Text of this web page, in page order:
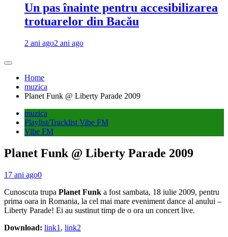
Un pas înainte pentru accesibilizarea
trotuarelor din Bacău
2 ani ago2 ani ago
Home
muzica
Planet Funk @ Liberty Parade 2009
muzica
Playlist/Tracklist Vibe FM
Vibe FM
Planet Funk @ Liberty Parade 2009
17 ani ago0
Cunoscuta trupa Planet Funk a fost sambata, 18 iulie 2009, pentru
prima oara in Romania, la cel mai mare eveniment dance al anului –
Liberty Parade! Ei au sustinut timp de o ora un concert live.
Download: link1 , link2